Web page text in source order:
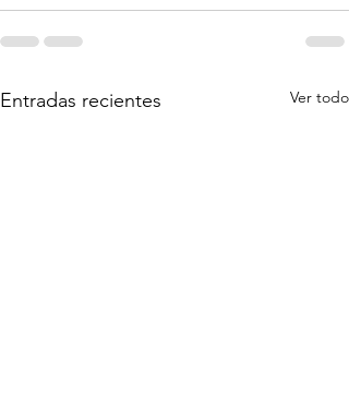
Entradas recientes Ver todo